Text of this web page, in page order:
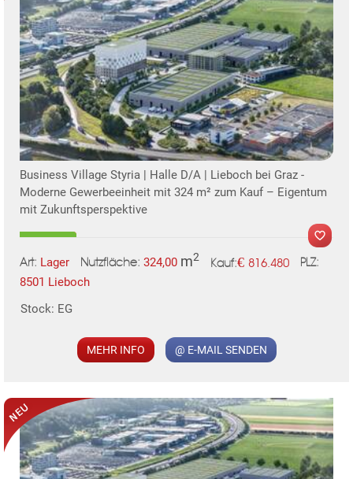
Business Village Styria | Halle D/A | Lieboch bei Graz -
Moderne Gewerbeeinheit mit 324 m² zum Kauf – Eigentum
mit Zukunftsperspektive
Art: Lager Nutzfläche: 324,00 m2 Kauf:€ 816.480 PLZ:
8501 Lieboch
Stock: EG
MEHR INFO @ E-MAIL SENDEN